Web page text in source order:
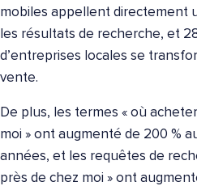
mobiles appellent directement
les résultats de recherche, et
d’entreprises locales se
vente.
De plus, les termes « où
moi » ont augmenté de 200 %
années, et les requêtes de
près de chez moi » ont